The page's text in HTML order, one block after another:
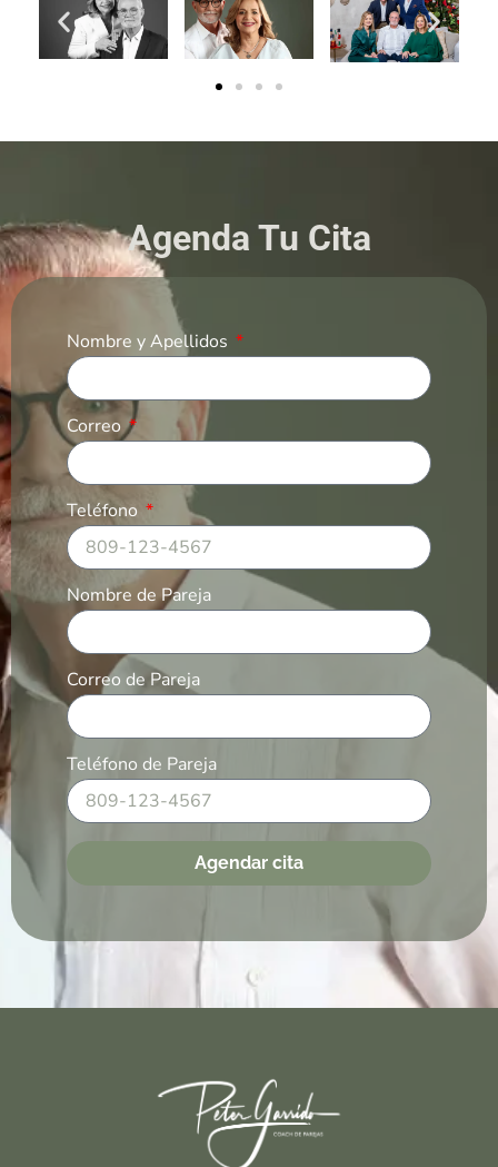
Agenda Tu Cita
Nombre y Apellidos
Correo
Teléfono
Nombre de Pareja
Correo de Pareja
Teléfono de Pareja
Agendar cita